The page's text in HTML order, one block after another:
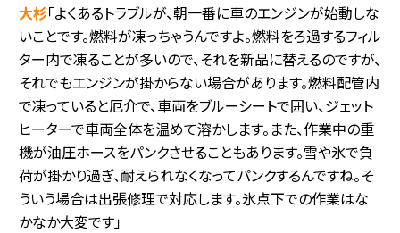
大杉「よくあるトラブルが、朝一番に車のエンジンが始動しな
いことです。燃料が凍っちゃうんですよ。燃料をろ過するフィル
ター内で凍ることが多いので、それを新品に替えるのですが、
それでもエンジンが掛からない場合があります。燃料配管内
で凍っていると厄介で、車両をブルーシートで囲い、ジェット
ヒーターで車両全体を温めて溶かします。また、作業中の重
機が油圧ホースをパンクさせることもあります。雪や氷で負
荷が掛かり過ぎ、耐えられなくなってパンクするんですね。そ
ういう場合は出張修理で対応します。氷点下での作業はな
かなか大変です」